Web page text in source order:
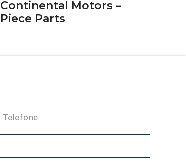
Continental Motors –
Piece Parts